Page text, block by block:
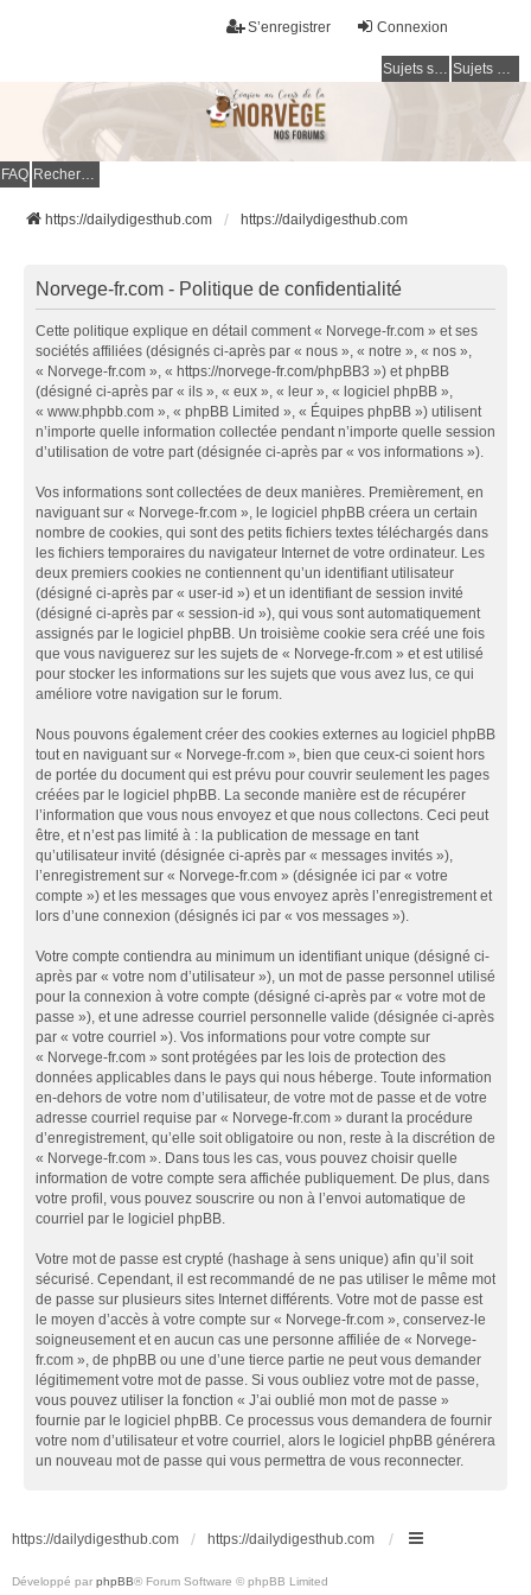
Connexion
S’enregistrer
Sujets sans réponse Sujets actifs
FAQ Rechercher
https://dailydigesthub.com https://dailydigesthub.com
Norvege-fr.com - Politique de confidentialité
Cette politique explique en détail comment « Norvege-fr.com » et ses
sociétés affiliées (désignés ci-après par « nous », « notre », « nos »,
« Norvege-fr.com », « https://norvege-fr.com/phpBB3 ») et phpBB
(désigné ci-après par « ils », « eux », « leur », « logiciel phpBB »,
« www.phpbb.com », « phpBB Limited », « Équipes phpBB ») utilisent
n’importe quelle information collectée pendant n’importe quelle session
d’utilisation de votre part (désignée ci-après par « vos informations »).
Vos informations sont collectées de deux manières. Premièrement, en
naviguant sur « Norvege-fr.com », le logiciel phpBB créera un certain
nombre de cookies, qui sont des petits fichiers textes téléchargés dans
les fichiers temporaires du navigateur Internet de votre ordinateur. Les
deux premiers cookies ne contiennent qu’un identifiant utilisateur
(désigné ci-après par « user-id ») et un identifiant de session invité
(désigné ci-après par « session-id »), qui vous sont automatiquement
assignés par le logiciel phpBB. Un troisième cookie sera créé une fois
que vous naviguerez sur les sujets de « Norvege-fr.com » et est utilisé
pour stocker les informations sur les sujets que vous avez lus, ce qui
améliore votre navigation sur le forum.
Nous pouvons également créer des cookies externes au logiciel phpBB
tout en naviguant sur « Norvege-fr.com », bien que ceux-ci soient hors
de portée du document qui est prévu pour couvrir seulement les pages
créées par le logiciel phpBB. La seconde manière est de récupérer
l’information que vous nous envoyez et que nous collectons. Ceci peut
être, et n’est pas limité à : la publication de message en tant
qu’utilisateur invité (désignée ci-après par « messages invités »),
l’enregistrement sur « Norvege-fr.com » (désignée ici par « votre
compte ») et les messages que vous envoyez après l’enregistrement et
lors d’une connexion (désignés ici par « vos messages »).
Votre compte contiendra au minimum un identifiant unique (désigné ci-
après par « votre nom d’utilisateur »), un mot de passe personnel utilisé
pour la connexion à votre compte (désigné ci-après par « votre mot de
passe »), et une adresse courriel personnelle valide (désignée ci-après
par « votre courriel »). Vos informations pour votre compte sur
« Norvege-fr.com » sont protégées par les lois de protection des
données applicables dans le pays qui nous héberge. Toute information
en-dehors de votre nom d’utilisateur, de votre mot de passe et de votre
adresse courriel requise par « Norvege-fr.com » durant la procédure
d’enregistrement, qu’elle soit obligatoire ou non, reste à la discrétion de
« Norvege-fr.com ». Dans tous les cas, vous pouvez choisir quelle
information de votre compte sera affichée publiquement. De plus, dans
votre profil, vous pouvez souscrire ou non à l’envoi automatique de
courriel par le logiciel phpBB.
Votre mot de passe est crypté (hashage à sens unique) afin qu’il soit
sécurisé. Cependant, il est recommandé de ne pas utiliser le même mot
de passe sur plusieurs sites Internet différents. Votre mot de passe est
le moyen d’accès à votre compte sur « Norvege-fr.com », conservez-le
soigneusement et en aucun cas une personne affiliée de « Norvege-
fr.com », de phpBB ou une d’une tierce partie ne peut vous demander
légitimement votre mot de passe. Si vous oubliez votre mot de passe,
vous pouvez utiliser la fonction « J’ai oublié mon mot de passe »
fournie par le logiciel phpBB. Ce processus vous demandera de fournir
votre nom d’utilisateur et votre courriel, alors le logiciel phpBB générera
un nouveau mot de passe qui vous permettra de vous reconnecter.
https://dailydigesthub.com https://dailydigesthub.com
Développé par phpBB® Forum Software © phpBB Limited